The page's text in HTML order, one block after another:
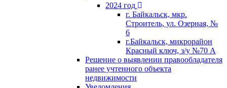
2024 год
г. Байкальск, мкр.
Строитель, ул. Озерная, №
6
г.Байкальск, микрорайон
Красный ключ, з/у №70 А
Решение о выявлении правообладателя
ранее учтенного объекта
недвижимости